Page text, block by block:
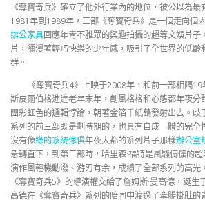
《奪寶奇兵》確立了他外行業內的地位，被公以為
1981年到1989年，三部《奪寶奇兵》是一個走向個
辦公家具回應年青不雅眾的興趣拍攝的超等文娛片子
片，瀰漫著輕巧快樂的少年感，吸引了全世界的低
群。
《奪寶奇兵4》上映于2008年，和前一部相隔
斯皮爾伯格進進老年末年，創風格格和心態都年夜分
團彩虹色的邏輯悖論，朝著金箔千紙鶴發射出去。
系列的前三部既是劃時期的，也具有自成一體的完全
沒有像綠的系統傢俱年夜大都的系列片子那樣辦公室
急轉直下，到第三部時，哈里森·福特是風騷倜儻的
演作風輕機動潑、游刃有余，成績了全部系列的高光
《奪寶奇兵5》的導演權交給了詹姆斯·曼高德，誕生
高德在《奪寶奇兵》系列的陪同中渡過了牽腸掛肚的